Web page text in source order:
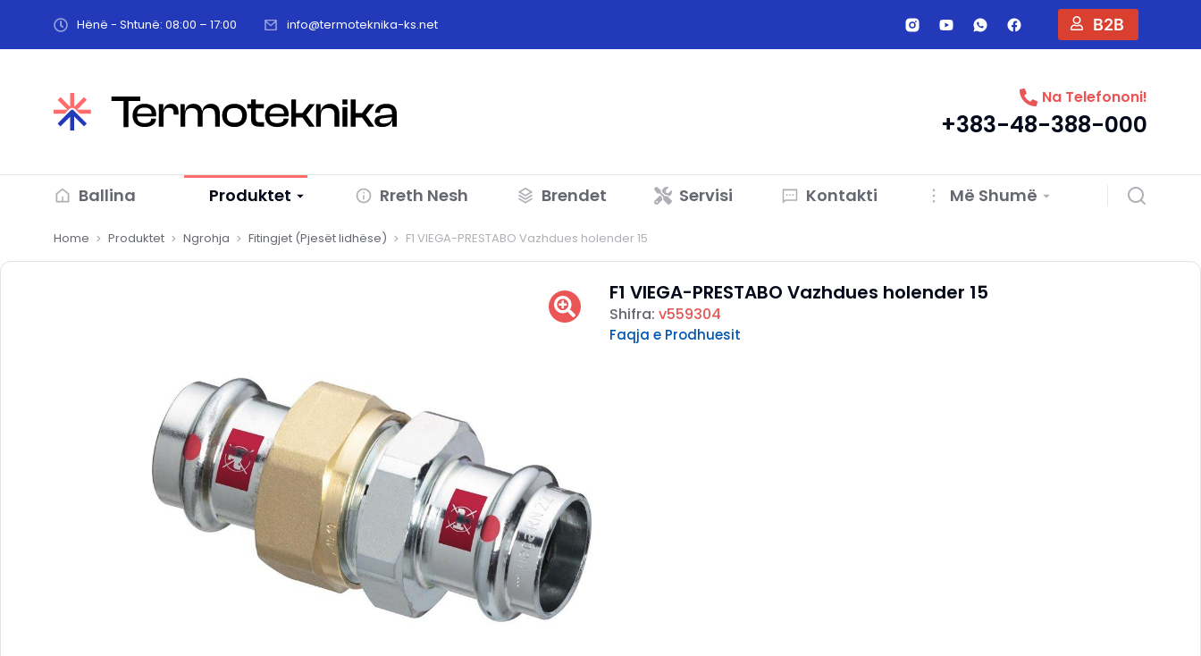
Hënë - Shtunë: 08:00 – 17:00 info@termoteknika-ks.net B2B
Na Telefononi!
+383-48-388-000
Ballina Produktet Rreth Nesh Brendet Servisi Kontakti Më Shumë
You are here:
Home Produktet Ngrohja Fitingjet (Pjesët lidhëse) F1 VIEGA-PRESTABO Vazhdues holender 15
F1 VIEGA-PRESTABO Vazhdues holender 15
Shifra: v559304
Faqja e Prodhuesit